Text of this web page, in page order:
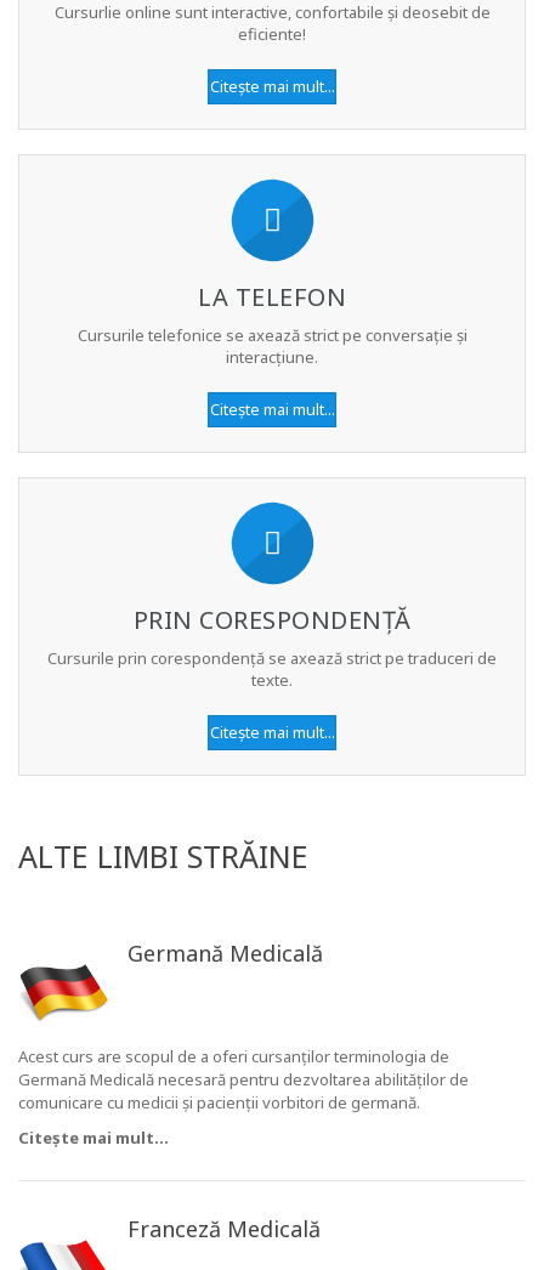
Cursurlie online sunt interactive, confortabile și deosebit de
eficiente!
Citește mai mult...
LA TELEFON
Cursurile telefonice se axează strict pe conversație și
interacțiune.
Citește mai mult...
PRIN CORESPONDENȚĂ
Cursurile prin corespondență se axează strict pe traduceri de
texte.
Citește mai mult...
ALTE LIMBI STRĂINE
Germană Medicală
Acest curs are scopul de a oferi cursanților terminologia de
Germană Medicală necesară pentru dezvoltarea abilităților de
comunicare cu medicii și pacienții vorbitori de germană.
Citește mai mult...
Franceză Medicală